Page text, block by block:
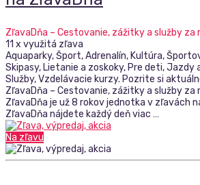
ZľavaDňa – Cestovanie, zážitky a služby za
11 x využitá zľava
Aquaparky, Šport, Adrenalín, Kultúra,
Skipasy, Lietanie a zoskoky, Pre deti, Jazdy
Služby, Vzdelávacie kurzy. Pozrite si
ZľavaDňa – Cestovanie, zážitky a služby za
ZľavaDňa je už 8 rokov jednotka v zľavách
ZľavaDňa nájdete každý deň viac …
Na zľavu